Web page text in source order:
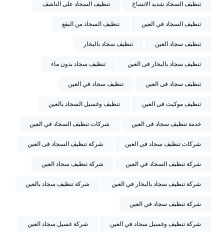
تنظيف السجاد شديد الاتساخ تنظيف السجاد على الناشف
تنظيف السجاد في العين تنظيف السجاد من البقع
تنظيف سجاد العين تنظيف سجاد بالبخار
تنظيف سجاد بالبخار فى العين تنظيف سجاد بدون ماء
تنظيف سجاد فى العين تنظيف سجاد في العين
تنظيف موكيت فى العين تنظيف وغسيل السجاد بالعين
خدمة تنظيف سجاد فى العين شركات تنظيف السجاد في العين
شركات تنظيف سجاد فى العين شركة تنظيف السجاد فى العين
شركة تنظيف السجاد في العين شركة تنظيف سجاد العين
شركة تنظيف سجاد بالبخار في العين شركة تنظيف سجاد بالعين
شركة تنظيف سجاد في العين
شركة تنظيف وغسيل سجاد في العين شركة غسيل سجاد العين